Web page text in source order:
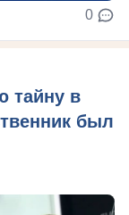
0
тайну в
был